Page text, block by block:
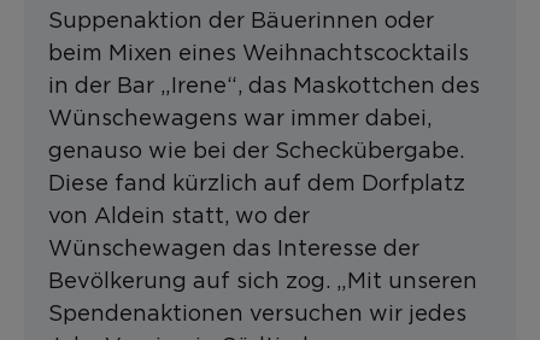
Suppenaktion der Bäuerinnen oder
beim Mixen eines Weihnachtscocktails
in der Bar „Irene“, das Maskottchen des
Wünschewagens war immer dabei,
genauso wie bei der Scheckübergabe.
Diese fand kürzlich auf dem Dorfplatz
von Aldein statt, wo der
Wünschewagen das Interesse der
Bevölkerung auf sich zog. „Mit unseren
Spendenaktionen versuchen wir jedes